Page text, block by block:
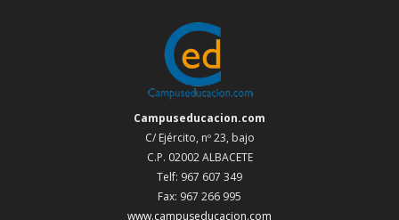
Campuseducacion.com
C/ Ejército, nº 23, bajo
C.P. 02002 ALBACETE
Telf: 967 607 349
Fax: 967 266 995
www.campuseducacion.com